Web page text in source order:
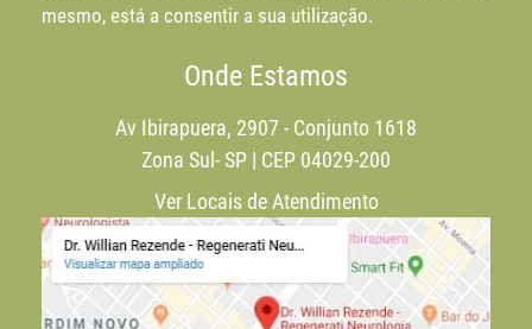
mesmo, está a consentir a sua utilização.
Onde Estamos
Av Ibirapuera, 2907 - Conjunto 1618
Zona Sul- SP | CEP 04029-200
Ver Locais de Atendimento